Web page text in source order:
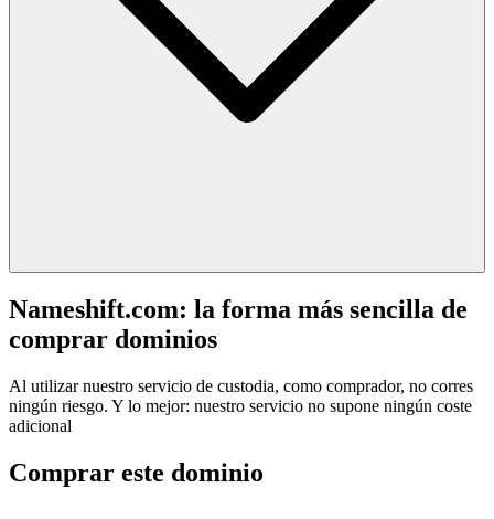
Nameshift.com: la forma más sencilla de
comprar dominios
Al utilizar nuestro servicio de custodia, como comprador, no corres
ningún riesgo. Y lo mejor: nuestro servicio no supone ningún coste
adicional
Comprar este dominio